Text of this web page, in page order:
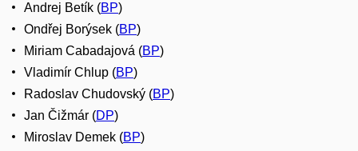
Andrej Betík (BP)
Ondřej Borýsek (BP)
Miriam Cabadajová (BP)
Vladimír Chlup (BP)
Radoslav Chudovský (BP)
Jan Čižmár (DP)
Miroslav Demek (BP)